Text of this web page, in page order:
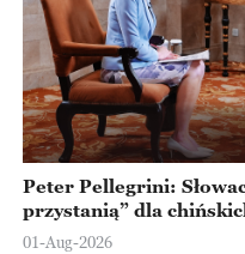
Peter Pellegrini:
przystanią” dla
Europejskiej
01-Aug-2026